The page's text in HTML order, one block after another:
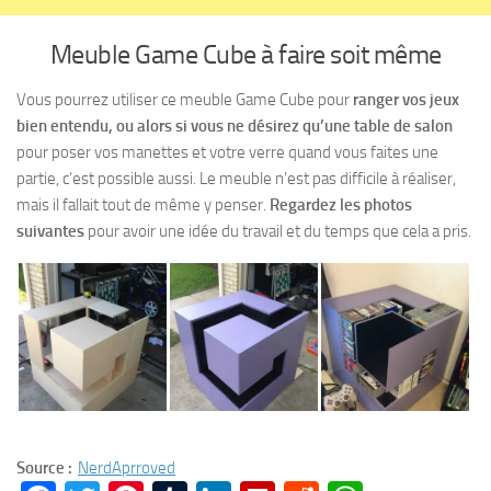
Meuble Game Cube à faire soit même
Vous pourrez utiliser ce meuble Game Cube pour ranger vos jeux
bien entendu, ou alors si vous ne désirez qu’une table de salon
pour poser vos manettes et votre verre quand vous faites une
partie, c’est possible aussi. Le meuble n’est pas difficile à réaliser,
mais il fallait tout de même y penser. Regardez les photos
suivantes pour avoir une idée du travail et du temps que cela a pris.
Source : NerdAprroved